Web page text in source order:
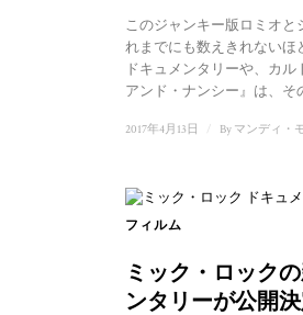
このジャンキー版ロミオと
れまでにも数えきれないほ
ドキュメンタリーや、カル
アンド・ナンシー』は、そ
2017年4月13日 By マンディ・
フィルム
ミック・ロック
ンタリーが公開